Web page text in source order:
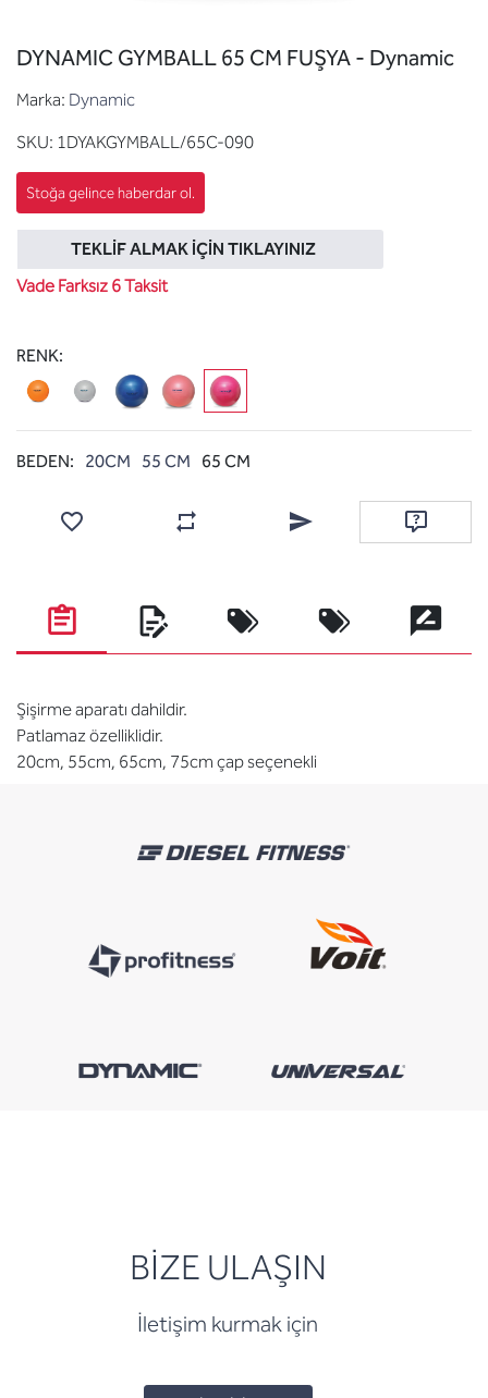
DYNAMIC GYMBALL 65 CM FUŞYA - Dynamic
Marka: Dynamic
SKU: 1DYAKGYMBALL/65C-090
TEKLIF ALMAK İÇIN TIKLAYINIZ
Vade Farksız 6 Taksit
RENK:
BEDEN: 20CM 55 CM 65 CM
Karşılaştırma listesine ekleArkadaşına e-posta ile
Soru sor
Şişirme aparatı dahildir.
Patlamaz özelliklidir.
20cm, 55cm, 65cm, 75cm çap seçenekli
BİZE ULAŞIN
İletişim kurmak için